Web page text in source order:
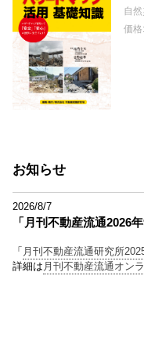
自
価格
お知らせ
2026/8/7
「月刊不動産流通2026
「 月刊不動産流通研究所
詳細は 月刊不動産流通オン